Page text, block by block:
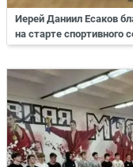
Иерей Даниил Есаков
на старте спортивного